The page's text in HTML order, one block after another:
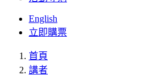
English
立即購票
首頁
講者